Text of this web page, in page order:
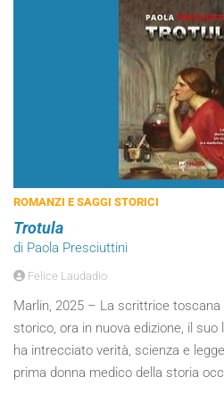
ROMANZI E SAGGI STORICI
Trotula
di Paola Presciuttini
Felice Laudadio
Marlin, 2025 – La scrittrice
storico, ora in nuova edizione, il
ha intrecciato verità, scienza e
prima donna medico della storia